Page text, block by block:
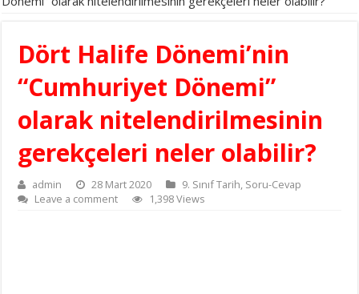
Dört Halife Dönemi’nin
“Cumhuriyet Dönemi”
olarak nitelendirilmesinin
gerekçeleri neler olabilir?
admin 28 Mart 2020 9. Sınıf Tarih, Soru-Cevap
Leave a comment
1,398 Views